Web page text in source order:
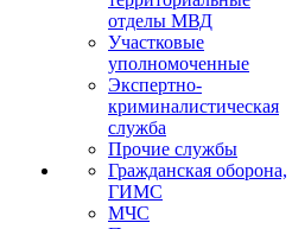
отделы МВД
Участковые
уполномоченные
Экспертно-
криминалистическая
служба
Прочие службы
Гражданская оборона,
ГИМС
МЧС